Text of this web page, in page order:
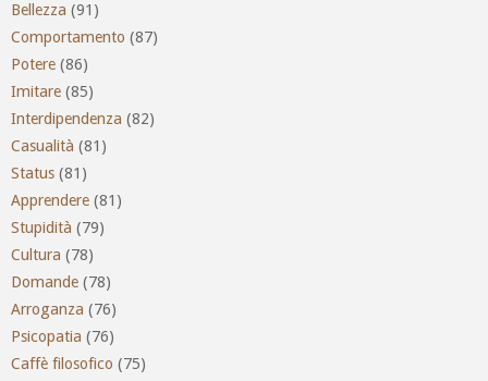
Bellezza (91)
Comportamento (87)
Potere (86)
Imitare (85)
Interdipendenza (82)
Casualità (81)
Status (81)
Apprendere (81)
Stupidità (79)
Cultura (78)
Domande (78)
Arroganza (76)
Psicopatia (76)
Caffè filosofico (75)